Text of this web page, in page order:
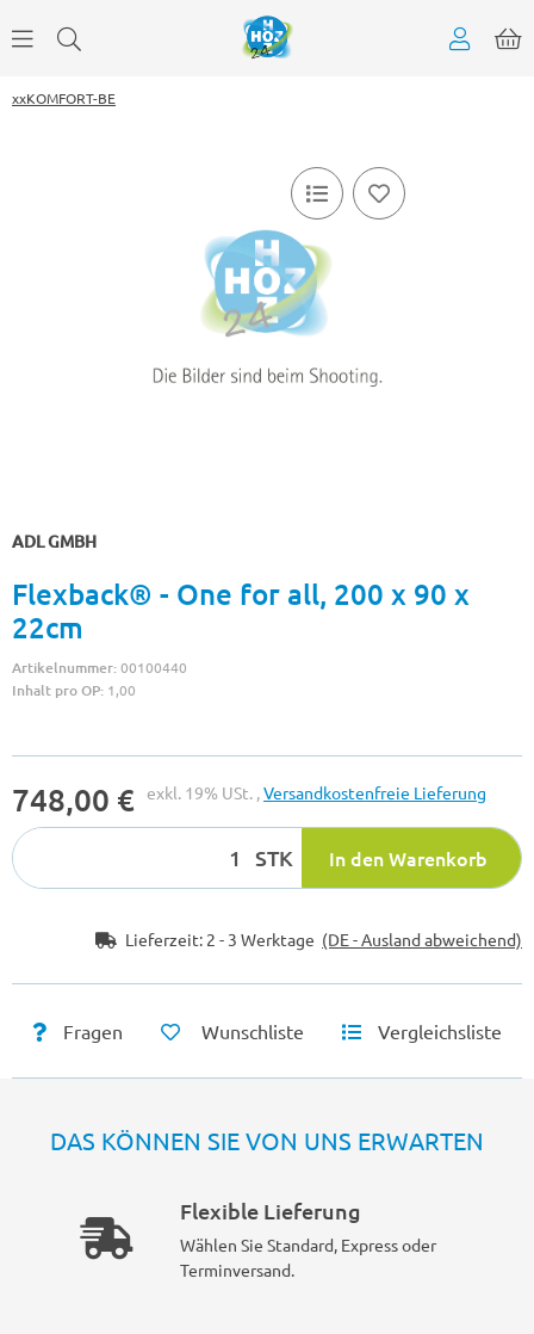
xxKOMFORT-BE
ADL GMBH
Flexback® - One for all, 200 x 90 x
22cm
Artikelnummer:00100440
Inhalt pro OP: 1,00
748,00 € exkl. 19% USt. ,Versandkostenfreie Lieferung
STK In den Warenkorb
Lieferzeit: 2 - 3 Werktage (DE - Ausland abweichend)
Fragen Wunschliste Vergleichsliste
DAS KÖNNEN SIE VON UNS ERWARTEN
Flexible Lieferung
Wählen Sie Standard, Express oder
Terminversand.